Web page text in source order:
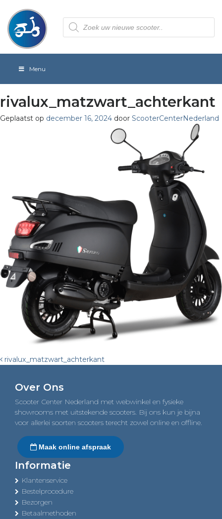
Producten
zoeken
Menu
rivalux_matzwart_achterkant
Geplaatst op december 16, 2024 door ScooterCenterNederland
Post
navigation
rivalux_matzwart_achterkant
Over Ons
Scooter Center Nederland met webwinkel en fysieke
showrooms met uitstekende scooters. Bij ons kun je bijna
voor allerlei soorten scooters terecht zowel online en offline.
Maak online afspraak
Informatie
Klantenservice
Bestelprocedure
Bezorgen
Betaalmethoden